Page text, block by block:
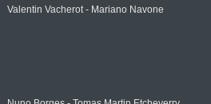
Valentin Vacherot - Mariano Navone